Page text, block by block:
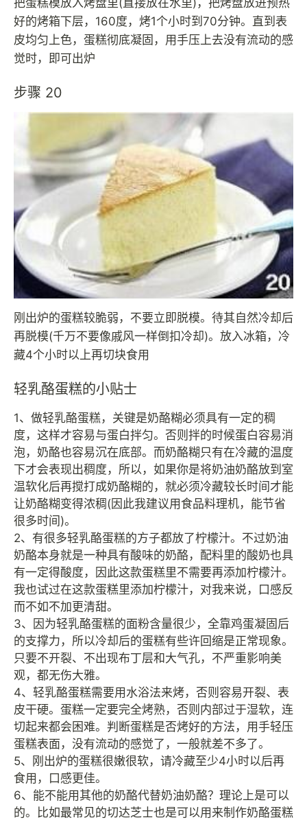
把蛋糕模放入烤盘里(直接放在水里)，把烤盘放进预热
好的烤箱下层，160度，烤1个小时到70分钟。直到表
皮均匀上色，蛋糕彻底凝固，用手压上去没有流动的感
觉时，即可出炉
步骤 20
刚出炉的蛋糕较脆弱，不要立即脱模。待其自然冷却后
再脱模(千万不要像戚风一样倒扣冷却)。放入冰箱，冷
藏4个小时以上再切块食用
轻乳酪蛋糕的小贴士
1、做轻乳酪蛋糕，关键是奶酪糊必须具有一定的稠
度，这样才容易与蛋白拌匀。否则拌的时候蛋白容易消
泡，奶酪也容易沉在底部。而奶酪糊只有在冷藏的温度
下才会表现出稠度，所以，如果你是将奶油奶酪放到室
温软化后再搅打成奶酪糊的，就必须冷藏较长时间才能
让奶酪糊变得浓稠(因此我建议用食品料理机，能节省
很多时间)。
2、有很多轻乳酪蛋糕的方子都放了柠檬汁。不过奶油
奶酪本身就是一种具有酸味的奶酪，配料里的酸奶也具
有一定得酸度，因此这款蛋糕里不需要再添加柠檬汁。
我也试过在这款蛋糕里添加柠檬汁，对我来说，口感反
而不如不加更清甜。
3、因为轻乳酪蛋糕的面粉含量很少，全靠鸡蛋凝固后
的支撑力，所以冷却后的蛋糕有些许回缩是正常现象。
只要不开裂、不出现布丁层和大气孔，不严重影响美
观，都无伤大雅。
4、轻乳酪蛋糕需要用水浴法来烤，否则容易开裂、表
皮干硬。蛋糕一定要完全烤熟，否则内部过于湿软，连
切起来都会困难。判断蛋糕是否烤好的方法，用手轻压
蛋糕表面，没有流动的感觉了，一般就差不多了。
5、刚出炉的蛋糕很嫩很软，请冷藏至少4小时以后再
食用，口感更佳。
6、能不能用其他的奶酪代替奶油奶酪？理论上是可以
的。比如最常见的切达芝士也是可以用来制作奶酪蛋糕